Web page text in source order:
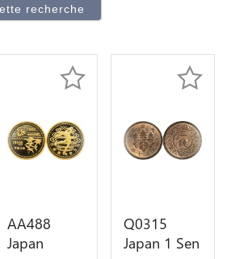
recherche
AA488
Japan
Q0315
Japan 1 Sen